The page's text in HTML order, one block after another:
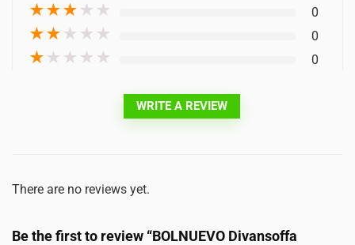
★★★ ★ ★ 0
★★ ★ ★ ★ 0
★ ★ ★ ★ ★ 0
WRITE A REVIEW
There are no reviews yet.
Be the first to review “BOLNUEVO Divansoffa